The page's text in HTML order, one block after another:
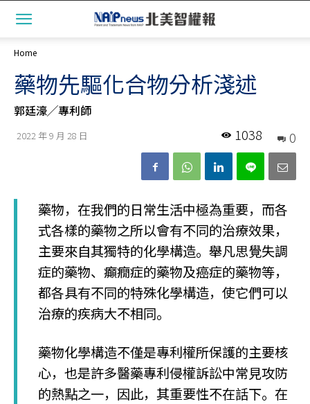
Home
藥物先驅化合物分析淺述
郭廷濠╱專利師
2022 年 9 月 28 日 0
1038
藥物，在我們的日常生活中極為重要，而各
式各樣的藥物之所以會有不同的治療效果，
主要來自其獨特的化學構造。舉凡思覺失調
症的藥物、癲癇症的藥物及癌症的藥物等，
都各具有不同的特殊化學構造，使它們可以
治療的疾病大不相同。
藥物化學構造不僅是專利權所保護的主要核
心，也是許多醫藥專利侵權訴訟中常見攻防
的熱點之一，因此，其重要性不在話下。在